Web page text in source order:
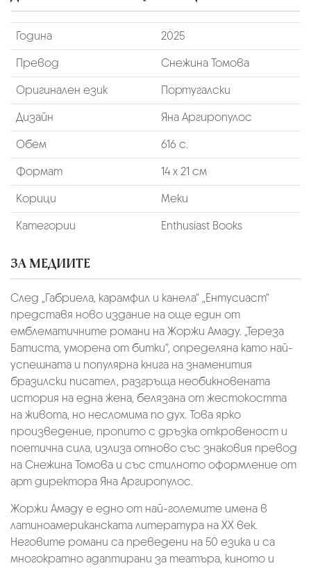
Година
2025
Превод
Снежина Томова
Оригинален език
Португалски
Дизайн
Яна Аргиропулос
Обем
616 с.
Формат
14 х 21 см
Корици
Меки
Категории
Enthusiast Books
ЗА МЕДИИТЕ
След „Габриела, карамфил и канела“ „Ентусиаст“
представя ново издание на още един от
емблематичните романи на Жоржи Амаду. „Тереза
Батиста, уморена от битки“, определяна като най-
успешната и популярна книга на знаменития
бразилски писател, разгръща необикновената
история на една жена, белязана от жестокостта
на живота, но несломима по дух. Това ярко
произведение, пропито с дръзка откровеност и
поетична сила, излиза отново със знаковия превод
на Снежина Томова и със стилното оформление от
арт директора Яна Аргиропулос.
Жоржи Амаду е едно от най-големите имена в
латиноамериканската литература на XX век.
Неговите романи са преведени на 50 езика и са
многократно адаптирани за театъра, киното и